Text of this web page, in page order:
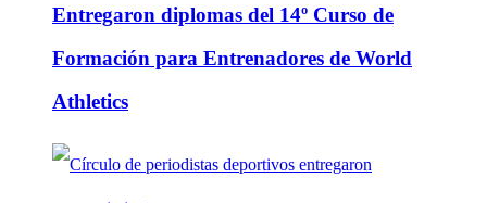
Entregaron diplomas del 14º Curso de
Formación para Entrenadores de World
Athletics